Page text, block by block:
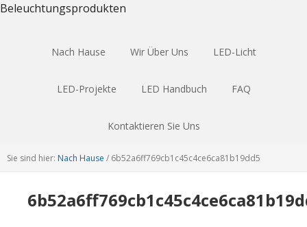
Beleuchtungsprodukten
Nach Hause Wir Über Uns LED-Licht
LED-Projekte LED Handbuch FAQ
Kontaktieren Sie Uns
Sie sind hier: Nach Hause / 6b52a6ff769cb1c45c4ce6ca81b19dd5
6